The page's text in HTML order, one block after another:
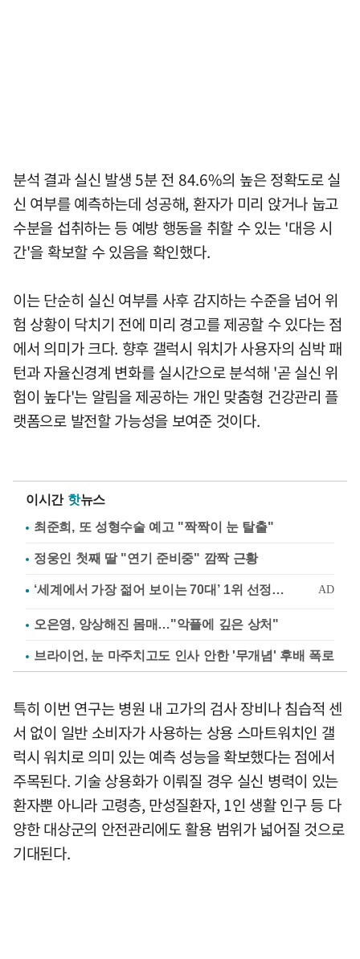
분석 결과 실신 발생 5분 전 84.6%의 높은 정확도로 실
신 여부를 예측하는데 성공해, 환자가 미리 앉거나 눕고
수분을 섭취하는 등 예방 행동을 취할 수 있는 '대응 시
간'을 확보할 수 있음을 확인했다.
이는 단순히 실신 여부를 사후 감지하는 수준을 넘어 위
험 상황이 닥치기 전에 미리 경고를 제공할 수 있다는 점
에서 의미가 크다. 향후 갤럭시 워치가 사용자의 심박 패
턴과 자율신경계 변화를 실시간으로 분석해 '곧 실신 위
험이 높다'는 알림을 제공하는 개인 맞춤형 건강관리 플
랫폼으로 발전할 가능성을 보여준 것이다.
이시간 핫뉴스
최준희, 또 성형수술 예고 "짝짝이 눈 탈출"
정웅인 첫째 딸 "연기 준비중" 깜짝 근황
오은영, 앙상해진 몸매…"악플에 깊은 상처"
브라이언, 눈 마주치고도 인사 안한 '무개념' 후배 폭로
특히 이번 연구는 병원 내 고가의 검사 장비나 침습적 센
서 없이 일반 소비자가 사용하는 상용 스마트워치인 갤
럭시 워치로 의미 있는 예측 성능을 확보했다는 점에서
주목된다. 기술 상용화가 이뤄질 경우 실신 병력이 있는
환자뿐 아니라 고령층, 만성질환자, 1인 생활 인구 등 다
양한 대상군의 안전관리에도 활용 범위가 넓어질 것으로
기대된다.